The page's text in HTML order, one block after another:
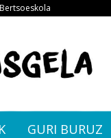
Bertsoeskola
GURI BURUZ